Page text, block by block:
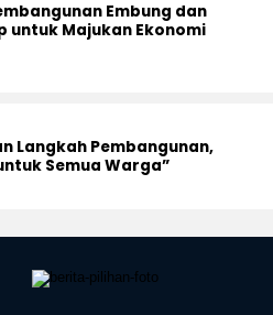
Embung dan
untuk Majukan Ekonomi
Langkah Pembangunan,
Semua Warga”